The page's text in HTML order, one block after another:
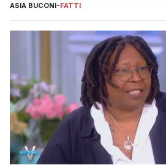
ASIA BUCONI-FATTI